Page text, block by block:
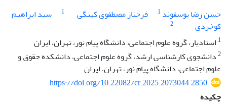
حسن رضا یوسفوند 1 فرحناز مصطفوی کهنگی 1
سید ابراهیم
کوخردی
2
1 استادیار، گروه علوم اجتماعی، دانشگاه پیام نور، تهران، ایران
2دانشجوی کارشناسی ارشد، گروه علوم اجتماعی، دانشکده حقوق و
علوم اجتماعی، دانشگاه پیام نور، تهران، ایران
https://doi.org/10.22082/cr.2025.2073044.2850
چکیده